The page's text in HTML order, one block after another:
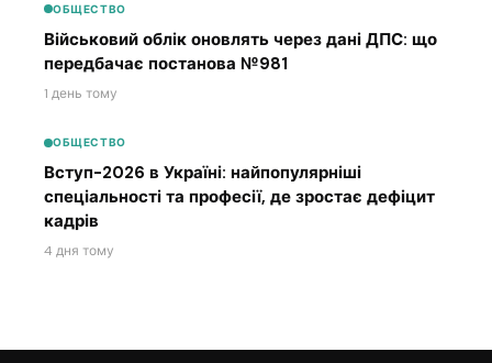
ОБЩЕСТВО
Військовий облік оновлять через дані ДПС: що
передбачає постанова №981
1 день тому
ОБЩЕСТВО
Вступ-2026 в Україні: найпопулярніші
спеціальності та професії, де зростає дефіцит
кадрів
4 дня тому